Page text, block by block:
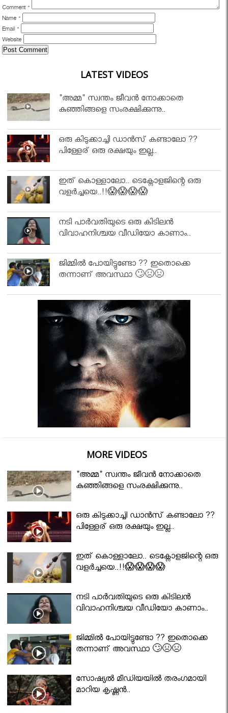
Comment *
Name *
Email *
Website
LATEST VIDEOS
"അമ്മ" സ്വന്തം ജീവൻ നോക്കാതെ
കുഞ്ഞിങ്ങളെ സംരക്ഷിക്കുന്നു..
ഒരു കിടുക്കാച്ചി ഡാൻസ് കണ്ടാലോ ??
പിള്ളേര് ഒരു രക്ഷയും ഇല്ല..
ഇത് കൊള്ളാലോ.. ടെക്നോളജിന്റെ ഒരു
വളർച്ചയെ..!!😱😱😱😱
നടി പാർവതിയുടെ ഒരു കിടിലൻ
വിവാഹനിശ്ചയ വീഡിയോ കാണാം..
ജിമ്മിൽ പോയിട്ടുണ്ടോ ?? ഇതൊക്കെ
തന്നാണ് അവസ്ഥാ 🙄😣😣
MORE VIDEOS
"അമ്മ" സ്വന്തം ജീവൻ നോക്കാതെ
കുഞ്ഞിങ്ങളെ സംരക്ഷിക്കുന്നു..
ഒരു കിടുക്കാച്ചി ഡാൻസ് കണ്ടാലോ ??
പിള്ളേര് ഒരു രക്ഷയും ഇല്ല..
ഇത് കൊള്ളാലോ.. ടെക്നോളജിന്റെ ഒരു
വളർച്ചയെ..!!😱😱😱😱
നടി പാർവതിയുടെ ഒരു കിടിലൻ
വിവാഹനിശ്ചയ വീഡിയോ കാണാം..
ജിമ്മിൽ പോയിട്ടുണ്ടോ ?? ഇതൊക്കെ
തന്നാണ് അവസ്ഥാ 🙄😣😣
സോഷ്യൽ മീഡിയയിൽ തരംഗമായി
മാറിയ കൃഷ്ണൻ..